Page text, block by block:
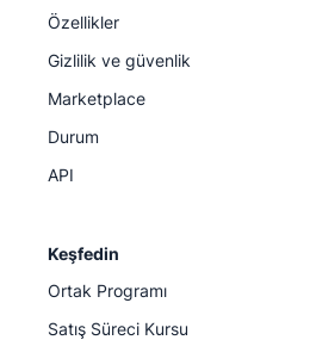
Özellikler
Gizlilik ve güvenlik
Marketplace
Durum
API
Keşfedin
Ortak Programı
Satış Süreci Kursu